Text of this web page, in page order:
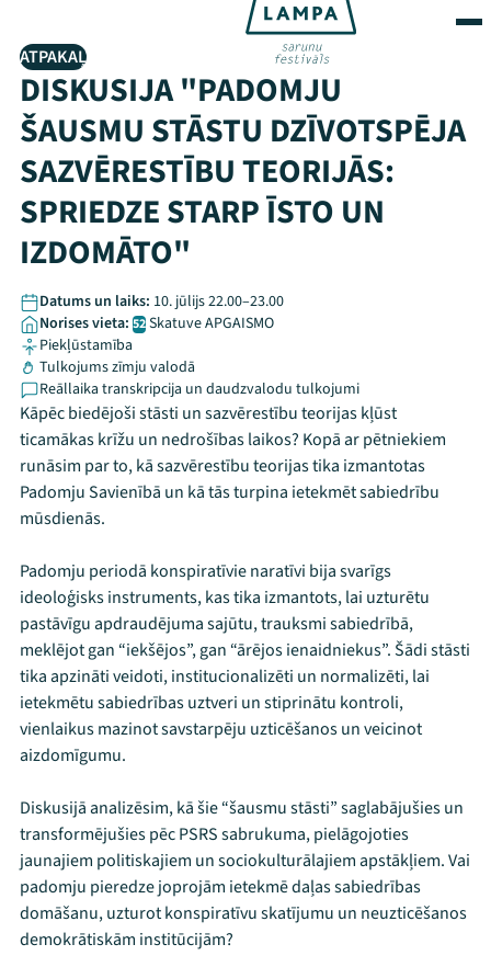
ATPAKAĻ
DISKUSIJA "PADOMJU
ŠAUSMU STĀSTU DZĪVOTSPĒJA
SAZVĒRESTĪBU TEORIJĀS:
SPRIEDZE STARP ĪSTO UN
IZDOMĀTO"
Datums un laiks: 10. jūlijs 22.00–23.00
Norises vieta: 52Skatuve APGAISMO
Piekļūstamība
Tulkojums zīmju valodā
Reāllaika transkripcija un daudzvalodu tulkojumi
Kāpēc biedējoši stāsti un sazvērestību teorijas kļūst
ticamākas krīžu un nedrošības laikos? Kopā ar pētniekiem
runāsim par to, kā sazvērestību teorijas tika izmantotas
Padomju Savienībā un kā tās turpina ietekmēt sabiedrību
mūsdienās.
Padomju periodā konspiratīvie naratīvi bija svarīgs
ideoloģisks instruments, kas tika izmantots, lai uzturētu
pastāvīgu apdraudējuma sajūtu, trauksmi sabiedrībā,
meklējot gan “iekšējos”, gan “ārējos ienaidniekus”. Šādi stāsti
tika apzināti veidoti, institucionalizēti un normalizēti, lai
ietekmētu sabiedrības uztveri un stiprinātu kontroli,
vienlaikus mazinot savstarpēju uzticēšanos un veicinot
aizdomīgumu.
Diskusijā analizēsim, kā šie “šausmu stāsti” saglabājušies un
transformējušies pēc PSRS sabrukuma, pielāgojoties
jaunajiem politiskajiem un sociokulturālajiem apstākļiem. Vai
padomju pieredze joprojām ietekmē daļas sabiedrības
domāšanu, uzturot konspiratīvu skatījumu un neuzticēšanos
demokrātiskām institūcijām?